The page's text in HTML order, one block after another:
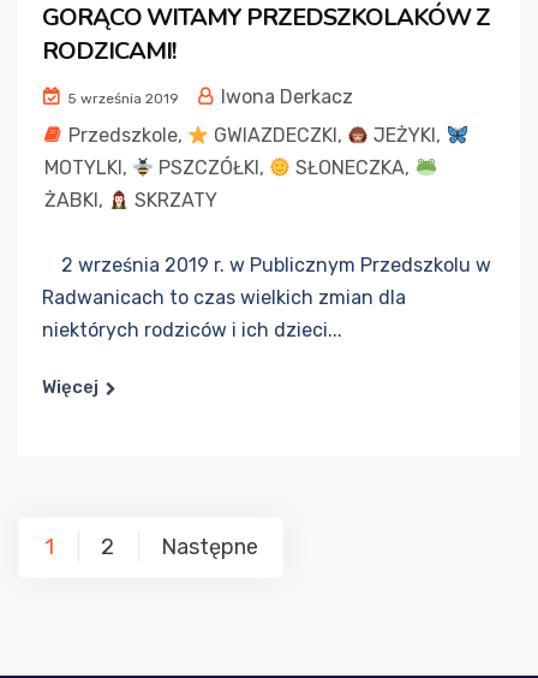
GORĄCO WITAMY PRZEDSZKOLAKÓW Z
RODZICAMI!
5 września 2019
Iwona Derkacz
Przedszkole, GWIAZDECZKI, JEŻYKI,
MOTYLKI, PSZCZÓŁKI, SŁONECZKA,
ŻABKI, SKRZATY
2 września 2019 r. w Publicznym Przedszkolu w
Radwanicach to czas wielkich zmian dla
niektórych rodziców i ich dzieci...
Więcej
Stronicowanie
1 2 Następne